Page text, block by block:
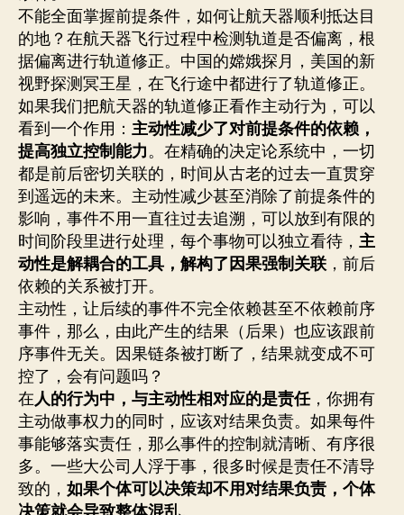
不能全面掌握前提条件，如何让航天器顺利抵达目
的地？在航天器飞行过程中检测轨道是否偏离，根
据偏离进行轨道修正。中国的嫦娥探月，美国的新
视野探测冥王星，在飞行途中都进行了轨道修正。
如果我们把航天器的轨道修正看作主动行为，可以
看到一个作用： 主动性减少了对前提条件的依赖，
提高独立控制能力。在精确的决定论系统中，一切
都是前后密切关联的，时间从古老的过去一直贯穿
到遥远的未来。主动性减少甚至消除了前提条件的
影响，事件不用一直往过去追溯，可以放到有限的
时间阶段里进行处理，每个事物可以独立看待， 主
动性是解耦合的工具，解构了因果强制关联 ，前后
依赖的关系被打开。
主动性，让后续的事件不完全依赖甚至不依赖前序
事件，那么，由此产生的结果（后果）也应该跟前
序事件无关。因果链条被打断了，结果就变成不可
控了，会有问题吗？
在人的行为中，与主动性相对应的是责任，你拥有
主动做事权力的同时，应该对结果负责。如果每件
事能够落实责任，那么事件的控制就清晰、有序很
多。一些大公司人浮于事，很多时候是责任不清导
致的， 如果个体可以决策却不用对结果负责，个体